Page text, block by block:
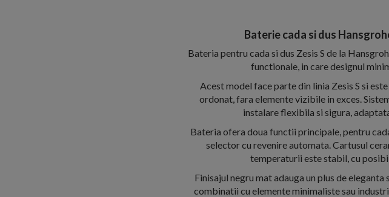
Baterie cada si dus
Bateria pentru cada si dus Zesis S de la
functionale, in care designul
Acest model face parte din linia Zesis S si
ordonat, fara elemente vizibile in exces.
instalare flexibila si sigura,
Bateria ofera doua functii principale, pentru
selector cu revenire automata. Cartusul
temperaturii este stabil, cu
Finisajul negru mat adauga un plus de
combinatii cu elemente minimaliste sau